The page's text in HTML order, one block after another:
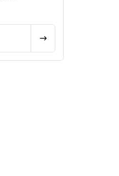
CALCULAR FRETE